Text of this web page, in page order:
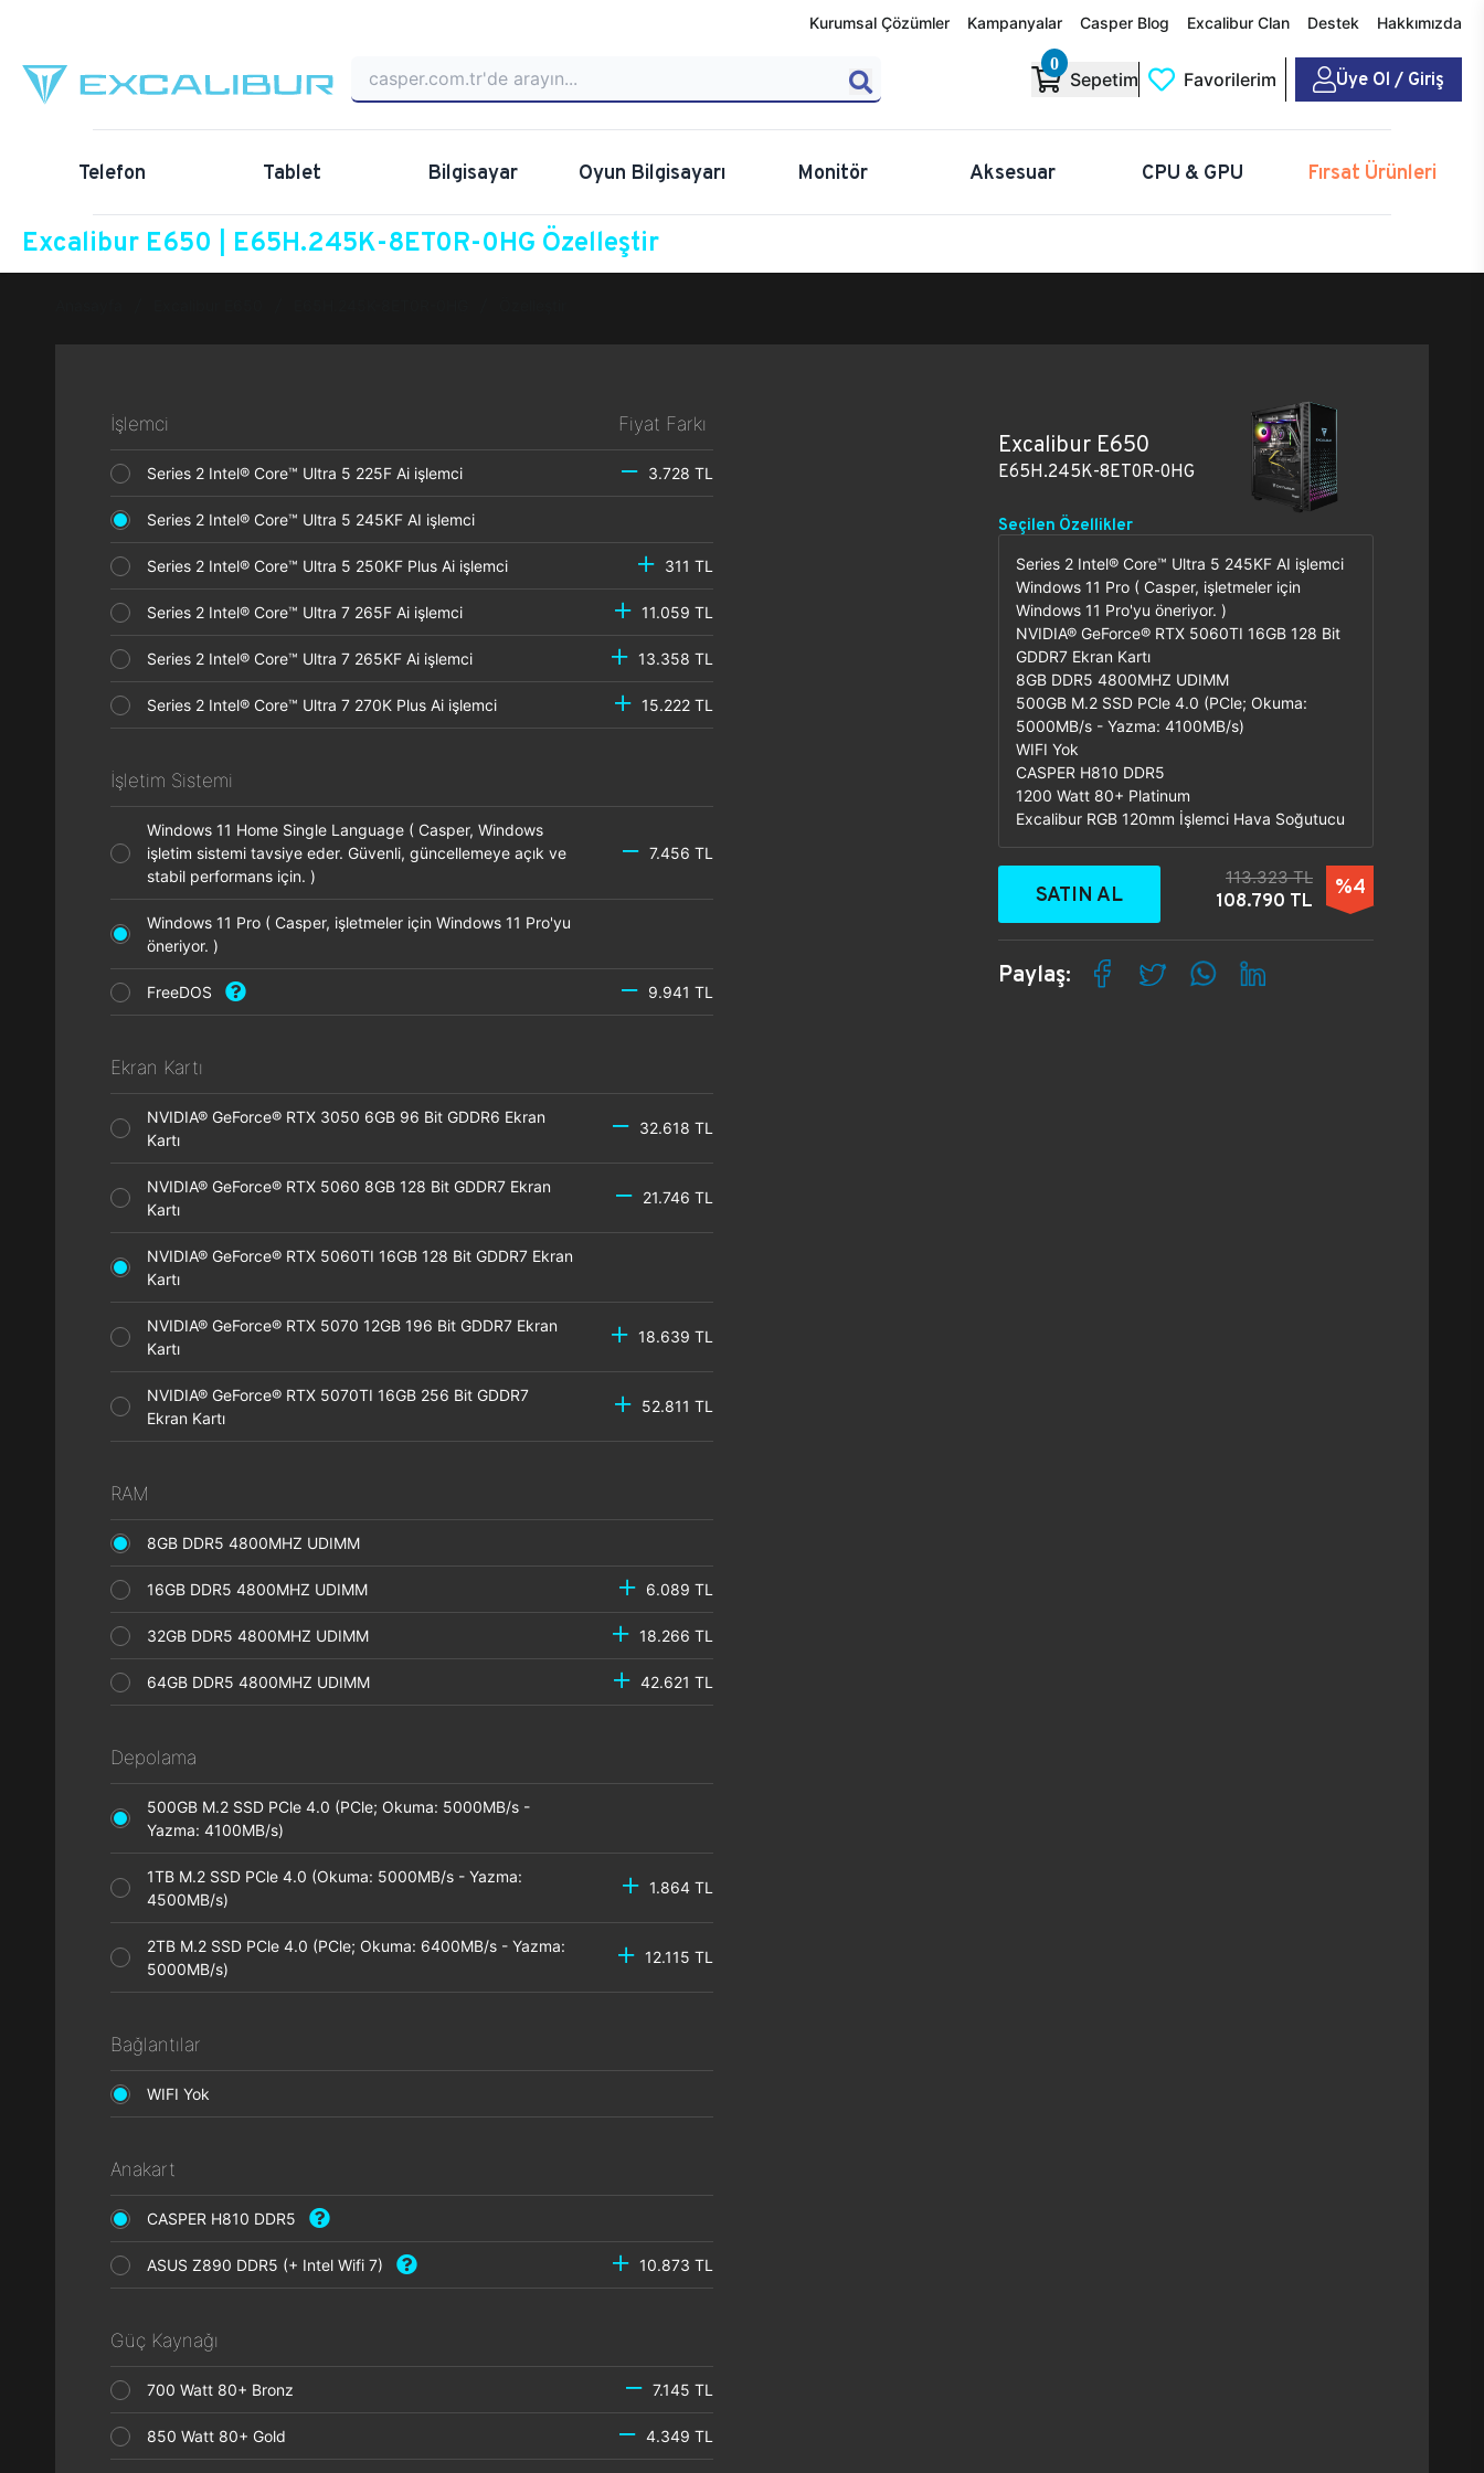
Kurumsal Çözümler Kampanyalar Casper Blog Excalibur Clan Destek Hakkımızda
0
Sepetim Favorilerim Üye Ol / Giriş
Telefon Tablet Bilgisayar Oyun Bilgisayarı Monitör Aksesuar CPU & GPU Fırsat Ürünleri
Excalibur E650 | E65H.245K-8ET0R-0HG Özelleştir
İşlemci Fiyat Farkı
Series 2 Intel® Core™ Ultra 5 225F Ai işlemci 3.728 TL
Series 2 Intel® Core™ Ultra 5 245KF AI işlemci
Series 2 Intel® Core™ Ultra 5 250KF Plus Ai işlemci 311 TL
Series 2 Intel® Core™ Ultra 7 265F Ai işlemci 11.059 TL
Series 2 Intel® Core™ Ultra 7 265KF Ai işlemci 13.358 TL
Series 2 Intel® Core™ Ultra 7 270K Plus Ai işlemci 15.222 TL
İşletim Sistemi
Windows 11 Home Single Language ( Casper, Windows
işletim sistemi tavsiye eder. Güvenli, güncellemeye açık ve
stabil performans için. )
7.456 TL
Windows 11 Pro ( Casper, işletmeler için Windows 11 Pro'yu
öneriyor. )
FreeDOS 9.941 TL
Ekran Kartı
NVIDIA® GeForce® RTX 3050 6GB 96 Bit GDDR6 Ekran
Kartı
32.618 TL
NVIDIA® GeForce® RTX 5060 8GB 128 Bit GDDR7 Ekran
Kartı
21.746 TL
NVIDIA® GeForce® RTX 5060TI 16GB 128 Bit GDDR7 Ekran
Kartı
NVIDIA® GeForce® RTX 5070 12GB 196 Bit GDDR7 Ekran
Kartı
18.639 TL
NVIDIA® GeForce® RTX 5070TI 16GB 256 Bit GDDR7
Ekran Kartı
52.811 TL
RAM
8GB DDR5 4800MHZ UDIMM
16GB DDR5 4800MHZ UDIMM 6.089 TL
32GB DDR5 4800MHZ UDIMM 18.266 TL
64GB DDR5 4800MHZ UDIMM 42.621 TL
Depolama
500GB M.2 SSD PCle 4.0 (PCle; Okuma: 5000MB/s -
Yazma: 4100MB/s)
1TB M.2 SSD PCle 4.0 (Okuma: 5000MB/s - Yazma:
4500MB/s)
1.864 TL
2TB M.2 SSD PCle 4.0 (PCle; Okuma: 6400MB/s - Yazma:
5000MB/s)
12.115 TL
Bağlantılar
WIFI Yok
Anakart
CASPER H810 DDR5
ASUS Z890 DDR5 (+ Intel Wifi 7) 10.873 TL
Güç Kaynağı
700 Watt 80+ Bronz 7.145 TL
850 Watt 80+ Gold 4.349 TL
Excalibur E650
E65H.245K-8ET0R-0HG
Seçilen Özellikler
Series 2 Intel® Core™ Ultra 5 245KF AI işlemci
Windows 11 Pro ( Casper, işletmeler için
Windows 11 Pro'yu öneriyor. )
NVIDIA® GeForce® RTX 5060TI 16GB 128 Bit
GDDR7 Ekran Kartı
8GB DDR5 4800MHZ UDIMM
500GB M.2 SSD PCle 4.0 (PCle; Okuma:
5000MB/s - Yazma: 4100MB/s)
WIFI Yok
CASPER H810 DDR5
1200 Watt 80+ Platinum
Excalibur RGB 120mm İşlemci Hava Soğutucu
SATIN AL
113.323 TL
108.790 TL
%4
Paylaş: